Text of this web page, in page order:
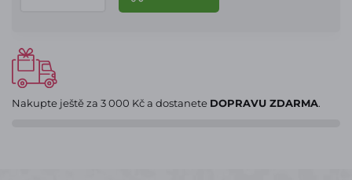
Nakupte ještě za 3 000 Kča dostanete DOPRAVU ZDARMA.